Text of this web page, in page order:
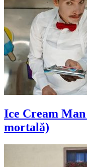
Ice Cream
mortală)